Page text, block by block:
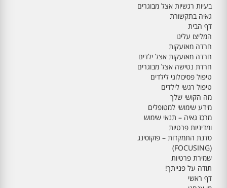
בעיות רגשיות אצל מבוגרים
גאיה בתקשורת
דף הבית
המליצו עלינו
חרדה מאזעקות
חרדה מאזעקות אצל ילדים
חרדת נטישה אצל מבוגרים
טיפול פסיכולוגי לילדים
טיפול רגשי לילדים
מה הקושי שלך
מידע שימושי למטופלים
מרכז גאיה – תנאי שימוש
ומדיניות פרטיות
סדנת התמקדות – פוקוסינג
(FOCUSING)
שמירת פרטיות
תודה על פנייתך!
דף ראשי